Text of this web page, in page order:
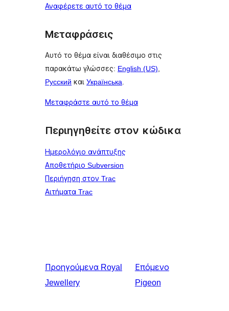
Αναφέρετε αυτό το θέμα
Μεταφράσεις
Αυτό το θέμα είναι διαθέσιμο στις
παρακάτω γλώσσες: English (US),
Русский και Українська.
Μεταφράστε αυτό το θέμα
Περιηγηθείτε στον κώδικα
Ημερολόγιο ανάπτυξης
Αποθετήριο Subversion
Περιήγηση στον Trac
Αιτήματα Trac
Προηγούμενα Royal
Jewellery
Επόμενο
Pigeon